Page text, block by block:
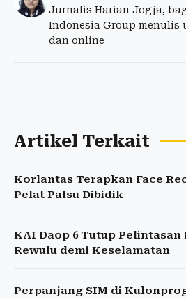
Jurnalis Harian Jogja,
Indonesia Group menulis
dan online
Artikel Terkait
Korlantas Terapkan Face
Pelat Palsu Dibidik
KAI Daop 6 Tutup Pelintasan
Rewulu demi Keselamatan
Perpanjang SIM di